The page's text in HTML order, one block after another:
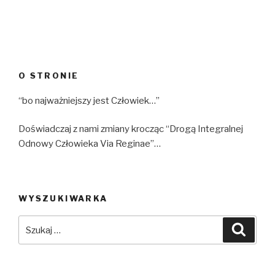
O STRONIE
“bo najważniejszy jest Człowiek…”
Doświadczaj z nami zmiany krocząc “Drogą Integralnej
Odnowy Człowieka Via Reginae”…
WYSZUKIWARKA